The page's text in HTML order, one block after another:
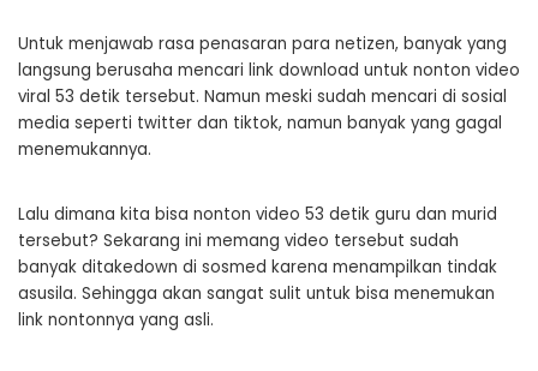
Untuk menjawab rasa penasaran para netizen, banyak yang
langsung berusaha mencari link download untuk nonton video
viral 53 detik tersebut. Namun meski sudah mencari di sosial
media seperti twitter dan tiktok, namun banyak yang gagal
menemukannya.
Lalu dimana kita bisa nonton video 53 detik guru dan murid
tersebut? Sekarang ini memang video tersebut sudah
banyak ditakedown di sosmed karena menampilkan tindak
asusila. Sehingga akan sangat sulit untuk bisa menemukan
link nontonnya yang asli.